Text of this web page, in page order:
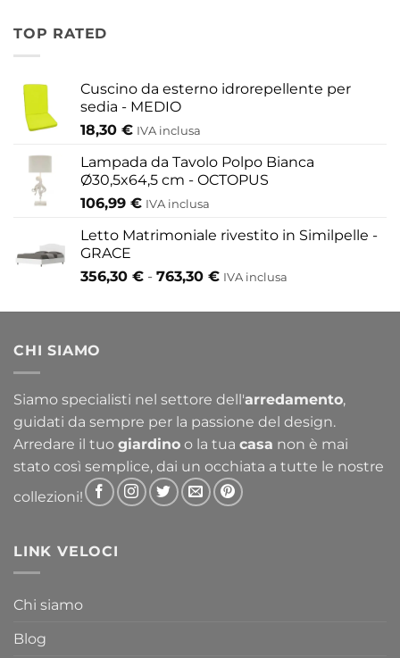
433,30 €
TOP RATED
Cuscino da esterno idrorepellente per
sedia - MEDIO
18,30 € IVA inclusa
Lampada da Tavolo Polpo Bianca
Ø30,5x64,5 cm - OCTOPUS
106,99 € IVA inclusa
Letto Matrimoniale rivestito in Similpelle -
GRACE
356,30 € - 763,30 €Fascia
prezzo:
IVA inclusa
CHI SIAMO
Siamo specialisti nel settore dell'arredamento,
guidati da sempre per la passione del design.
Arredare il tuo giardino o la tua casa non è mai
stato così semplice, dai un occhiata a tutte le nostre
collezioni!
LINK VELOCI
Chi siamo
Blog